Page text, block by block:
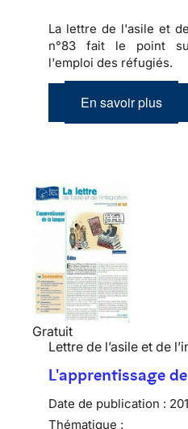
La lettre de l'asile et
n°83 fait le point
l'emploi des réfugiés.
En savoir plus
Gratuit
Lettre de l’asile et de
L'apprentissage
Date de publication :
Thématique :